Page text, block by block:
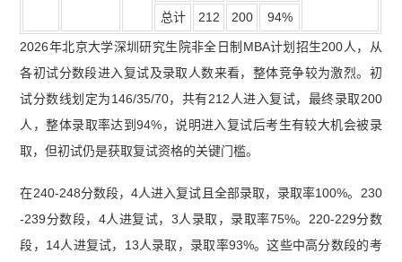
总计 212 200 94%
2026年北京大学深圳研究生院非全日制MBA计划招生200人，从
各初试分数段进入复试及录取人数来看，整体竞争较为激烈。初
试分数线划定为146/35/70，共有212人进入复试，最终录取200
人，整体录取率达到94%，说明进入复试后考生有较大机会被录
取，但初试仍是获取复试资格的关键门槛。
在240-248分数段，4人进入复试且全部录取，录取率100%。230
-239分数段，4人进复试，3人录取，录取率75%。220-229分数
段，14人进复试，13人录取，录取率93%。这些中高分数段的考